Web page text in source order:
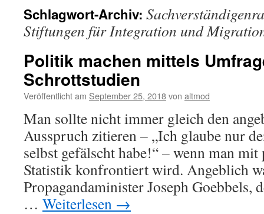
Schlagwort-Archiv:
Stiftungen für Integration und
Politik machen mittels
Schrottstudien
Veröffentlicht am September 25, 2018von altmod
Man sollte nicht immer gleich den
Ausspruch zitieren – „Ich glaube nur
selbst gefälscht habe!“ – wenn man
Statistik konfrontiert wird. Angeblich
Propagandaminister Joseph Goebbels,
… Weiterlesen →